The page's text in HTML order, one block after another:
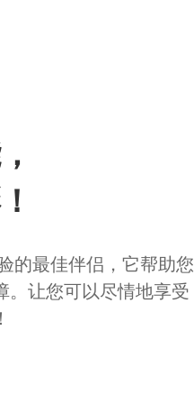
的最佳伴侣，它帮助您
。让您可以尽情地享受